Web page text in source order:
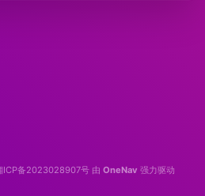
ICP备2023028907号 由 OneNav 强力驱动